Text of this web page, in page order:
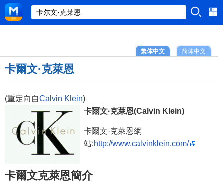
简体中文
繁体中文
卡爾文·克萊恩
(重定向自Calvin Klein)
卡爾文·克萊恩(Calvin Klein)
卡爾文·克萊恩網
站:http://www.calvinklein.com/
卡爾文克萊恩簡介